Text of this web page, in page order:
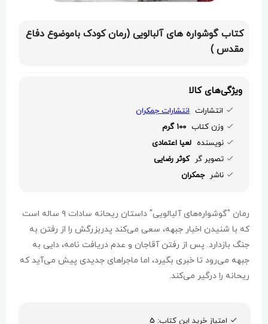
کتاب گوشواره های آلبالویی (رمان کودک باموضوع دفاع
مقدس )
ویژگی‌های کالا
انتشارات انتشارات جمکران
وزن کتاب 100 گرم
نویسنده لعیا اعتمادی
تصویر گر کوثر رضایی
ناشر جمکران
رمان "گوشواره‌های آلبالویی" داستان ریحانه سادات ۹ ساله است
که با شنیدن اخبار جبهه، سعی می‌کند پدربزرگش را از رفتن به
جنگ بازدارد. پس از رفتن آقاجان و عدم دریافت نامه، دایی به
جبهه می‌رود تا خبری بگیرد، اما ماجراهای جدیدی پیش می‌آید که
ریحانه را درگیر می‌کند.
امتیاز خرید این کتاب: 5